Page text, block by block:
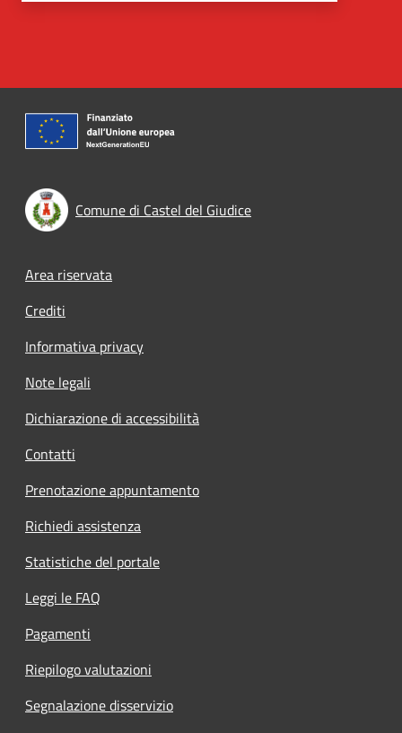
Comune di Castel del Giudice
Footer menu
Area riservata
Crediti
Informativa privacy
Note legali
Dichiarazione di accessibilità
Contatti
Prenotazione appuntamento
Richiedi assistenza
Statistiche del portale
Leggi le FAQ
Pagamenti
Riepilogo valutazioni
Segnalazione disservizio